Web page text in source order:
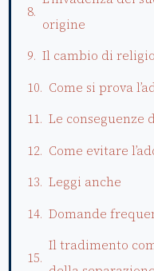
origine
Il cambio di
Come si prova
Le conseguenze
Come evitare
Leggi anche
Domande
Il tradimento